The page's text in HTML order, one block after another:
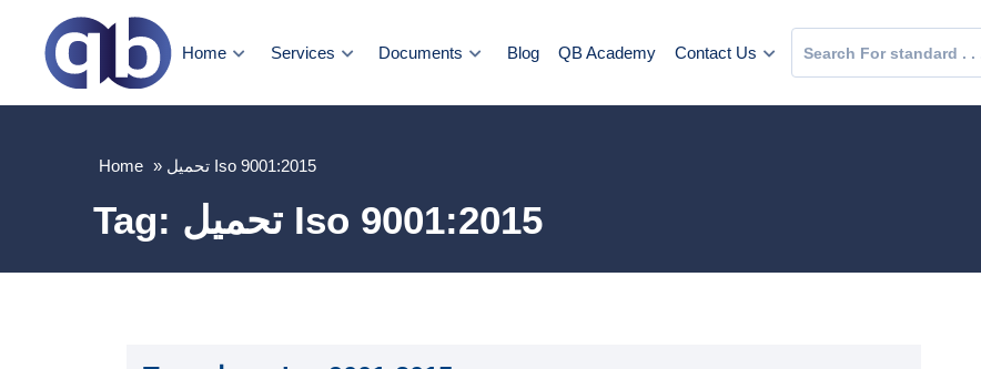
Home Services Documents Blog QB Academy Contact Us
Home » تحميل Iso 9001:2015
Tag: تحميل Iso 9001:2015